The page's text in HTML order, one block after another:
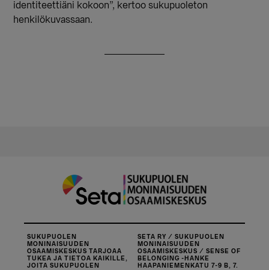
identiteettiäni kokoon”, kertoo sukupuoleton
henkilökuvassaan.
SUKUPUOLEN
MONINAISUUDEN
OSAAMISKESKUS TARJOAA
TUKEA JA TIETOA KAIKILLE,
JOITA SUKUPUOLEN
SETA RY / SUKUPUOLEN
MONINAISUUDEN
OSAAMISKESKUS / SENSE OF
BELONGING -HANKE
HAAPANIEMENKATU 7-9 B, 7.